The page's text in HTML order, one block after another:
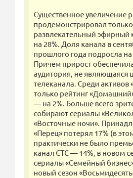
Существенное увеличение
продемонстрировал
развлекательный эфирный
на 28%. Доля канала в
прошлого года подросла на
Причем прирост
аудитория, не являющаяся
телеканала. Среди
только рейтинг
— на 2%. Больше всего
собирают сериалы
«Восточные ночи».
«Перец» потерял 17% (в
практически не было
канал СТС — 14%, в новом
сериалы «Семейный
новый сезон